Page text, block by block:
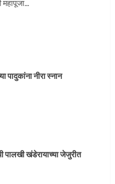
महापूजा...
पादुकांना नीरा स्नान
पालखी खंडेरायाच्या जेजुरीत